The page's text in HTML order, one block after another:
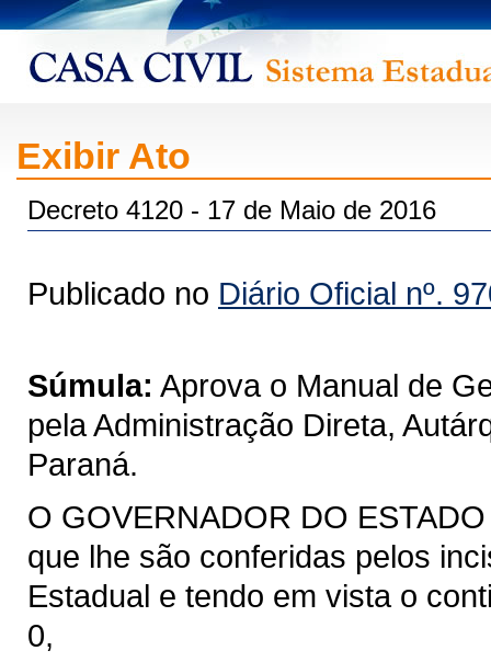
Exibir Ato
Decreto 4120 - 17 de Maio de 2016
Publicado no Diário Oficial nº.
Súmula: Aprova o Manual de
pela Administração Direta,
Paraná.
O GOVERNADOR DO
que lhe são conferidas pelos
Estadual e tendo em vista o
0,